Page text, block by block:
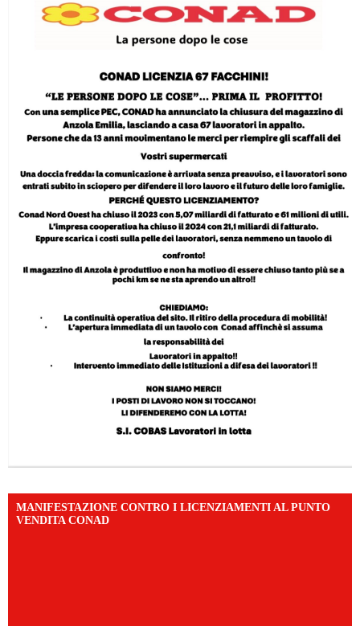
MANIFESTAZIONE CONTRO I LICENZIAMENTI AL PUNTO
VENDITA CONAD